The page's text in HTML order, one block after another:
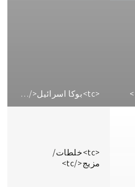
<tc>بوكا اسرائيل</tc>
<tc>خلطات/
مزيج</tc>